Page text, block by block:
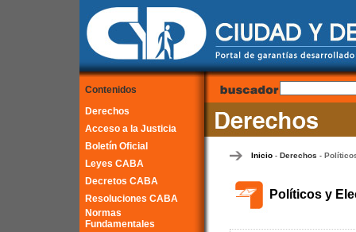
Contenidos
Derechos
Acceso a la Justicia
Boletín Oficial
Leyes CABA
Decretos CABA
Resoluciones CABA
Normas
Fundamentales
Inicio- Derechos -
Políticos y